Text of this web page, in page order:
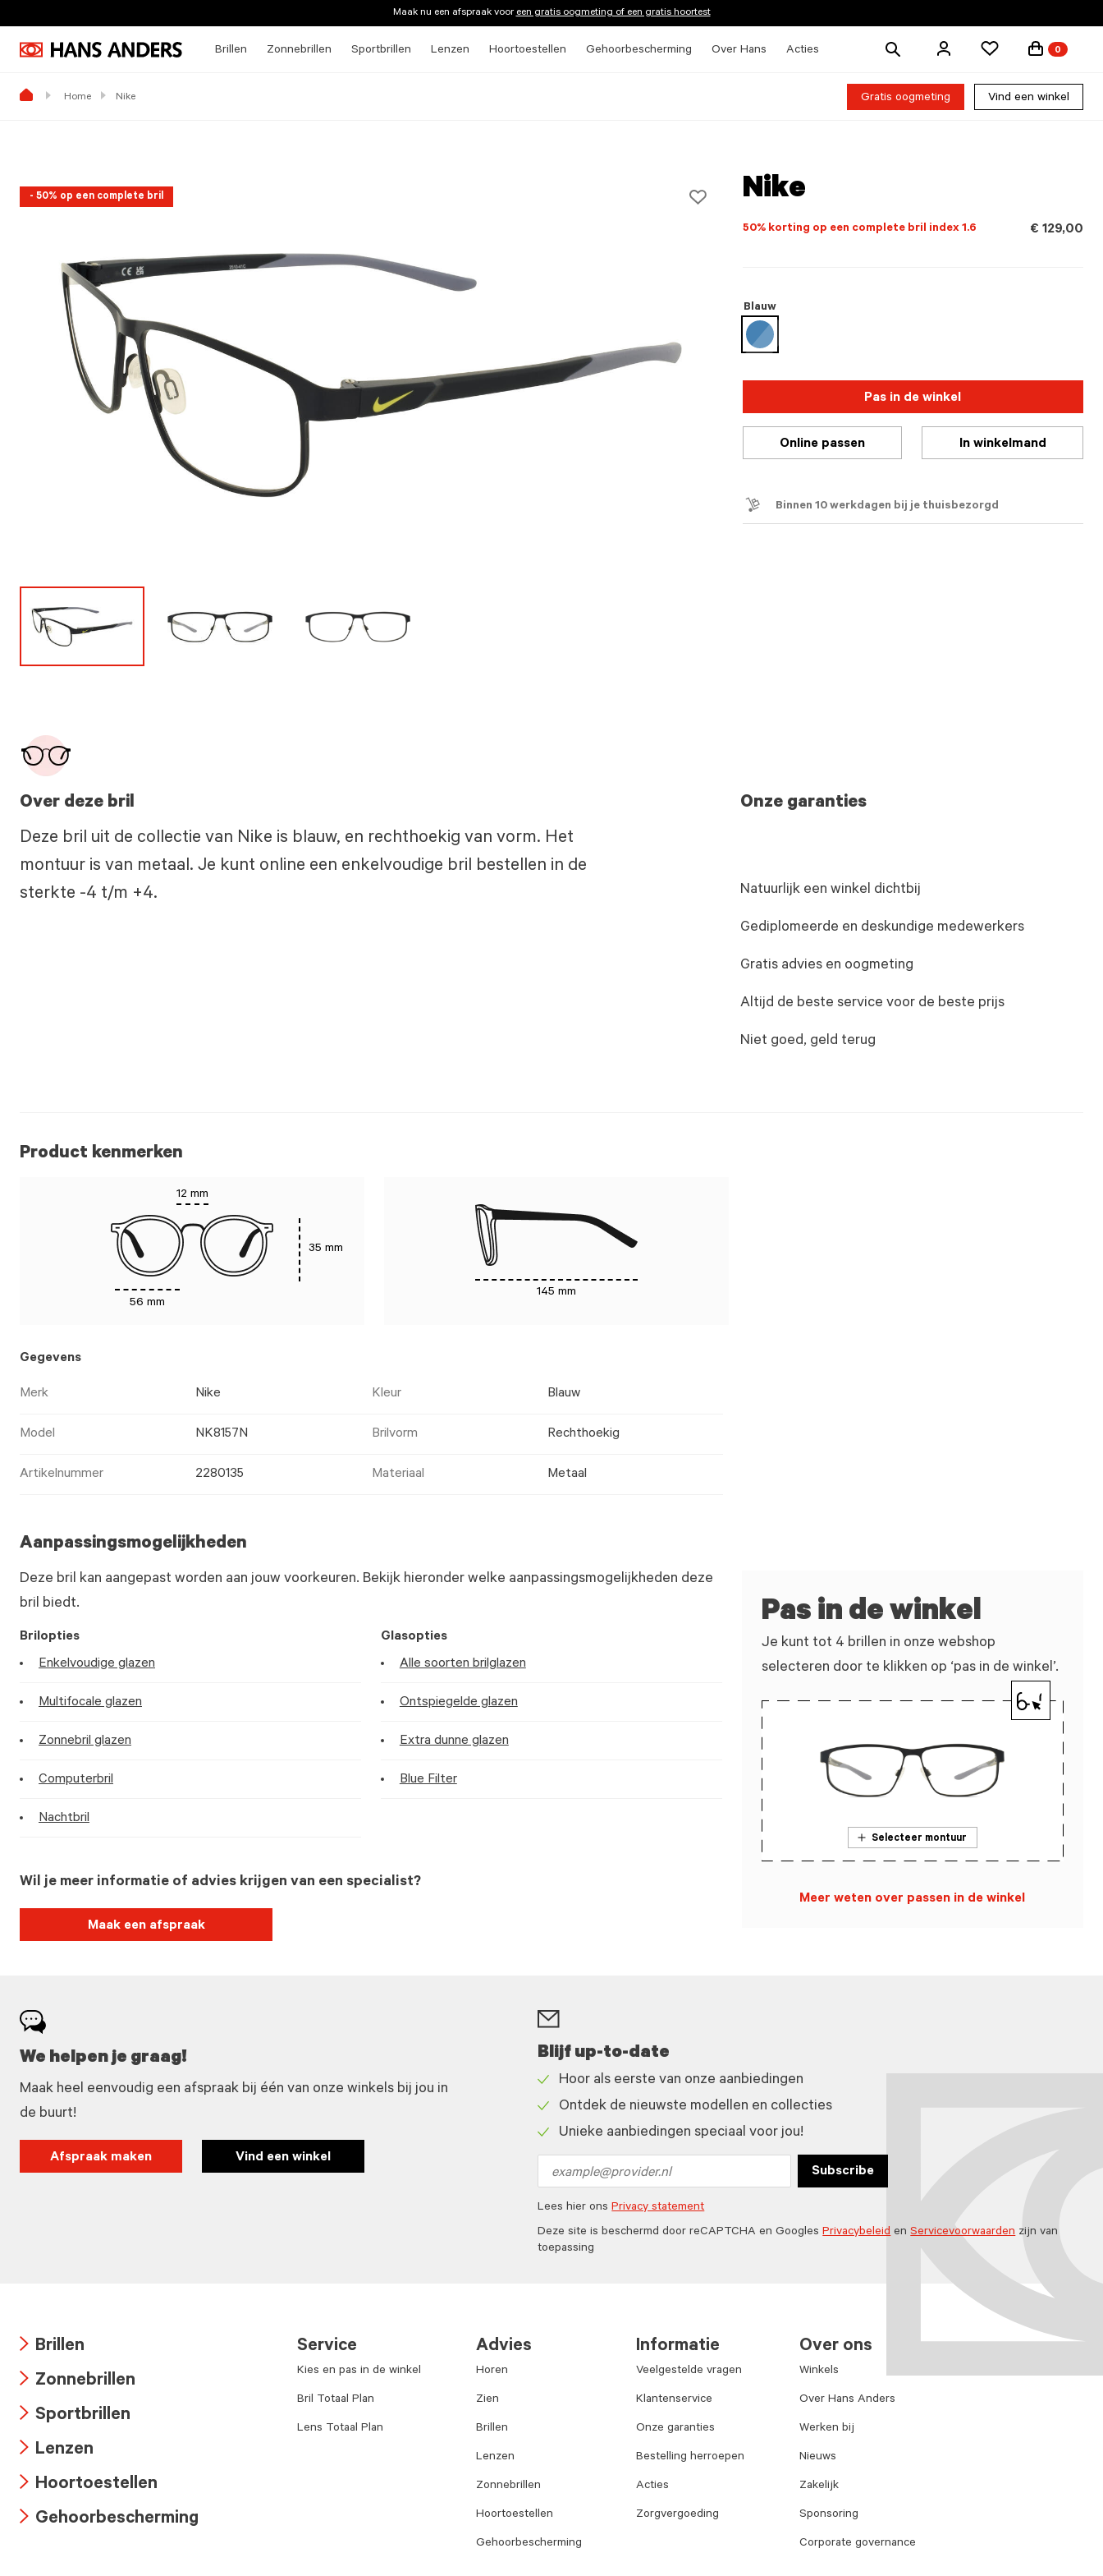
Maak nu een afspraak vooreen gratis oogmeting of een gratis hoortest
Brillen Zonnebrillen Sportbrillen Lenzen Hoortoestellen Gehoorbescherming Over Hans Acties
Zoek
0
Home Nike Gratis oogmeting Vind een winkel
- 50% op een complete bril Nike
50% korting op een complete bril index 1.6 € 129,00
Blauw
geselecteerd
Pas in de winkel
Online passen In winkelmand
Binnen 10 werkdagen bij je thuisbezorgd
Over deze bril
Deze bril uit de collectie van Nike is blauw, en rechthoekig van vorm. Het
montuur is van metaal. Je kunt online een enkelvoudige bril bestellen in de
sterkte -4 t/m +4.
Onze garanties
Natuurlijk een winkel dichtbij
Gediplomeerde en deskundige medewerkers
Gratis advies en oogmeting
Altijd de beste service voor de beste prijs
Niet goed, geld terug
Product kenmerken
12 mm
56 mm
35 mm
145 mm
Gegevens
Merk Nike Kleur Blauw
Model NK8157N Brilvorm Rechthoekig
Artikelnummer 2280135 Materiaal Metaal
Aanpassingsmogelijkheden
Deze bril kan aangepast worden aan jouw voorkeuren. Bekijk hieronder welke aanpassingsmogelijkheden deze
bril biedt.
Brilopties
Enkelvoudige glazen
Multifocale glazen
Zonnebril glazen
Computerbril
Nachtbril
Glasopties
Alle soorten brilglazen
Ontspiegelde glazen
Extra dunne glazen
Blue Filter
Wil je meer informatie of advies krijgen van een specialist?
Maak een afspraak
Pas in de winkel
Je kunt tot 4 brillen in onze webshop
selecteren door te klikken op ‘pas in de winkel’.
Selecteer montuur
Meer weten over passen in de winkel
We helpen je graag!
Maak heel eenvoudig een afspraak bij één van onze winkels bij jou in
de buurt!
Afspraak maken Vind een winkel
Blijf up-to-date
icon
Hoor als eerste van onze aanbiedingen
icon
Ontdek de nieuwste modellen en collecties
Unieke aanbiedingen speciaal voor jou!
address
Subscribe
Lees hier onsPrivacy statement
Deze site is beschermd door reCAPTCHA en GooglesPrivacybeleidenServicevoorwaardenzijn van
toepassing
icon
Brillen
icon
Zonnebrillen
icon
Sportbrillen
icon
Lenzen
icon
Hoortoestellen
Gehoorbescherming
Service
Kies en pas in de winkel
Bril Totaal Plan
Lens Totaal Plan
Advies
Horen
Zien
Brillen
Lenzen
Zonnebrillen
Hoortoestellen
Gehoorbescherming
Informatie
Veelgestelde vragen
Klantenservice
Onze garanties
Bestelling herroepen
Acties
Zorgvergoeding
Over ons
Winkels
Over Hans Anders
Werken bij
Nieuws
Zakelijk
Sponsoring
Corporate governance